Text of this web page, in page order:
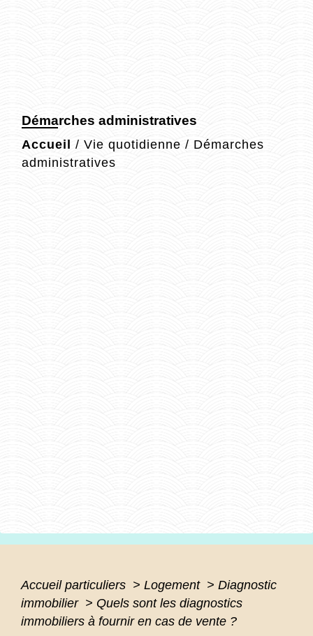
Démarches administratives
Accueil / Vie quotidienne / Démarches
administratives
Accueil particuliers > Logement > Diagnostic
immobilier > Quels sont les diagnostics
immobiliers à fournir en cas de vente ?